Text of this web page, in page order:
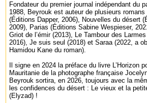
Fondateur du premier journal indépendant du
1988, Beyrouk est auteur de plusieurs
(Éditions Dapper, 2006), Nouvelles du désert
2009), Parias (Éditions Sabine Wespieser,
Griot de l’émir (2013), Le Tambour des
2016), Je suis seul (2018) et Saraa (2022, a
Hamidou Kane du roman).
Il signe en 2024 la préface du livre L’Horizon
Mauritanie de la photographe française
Beyrouk sortira, en 2026, toujours avec la
les confidences du désert : Le vieux et la
(Elyzad) !